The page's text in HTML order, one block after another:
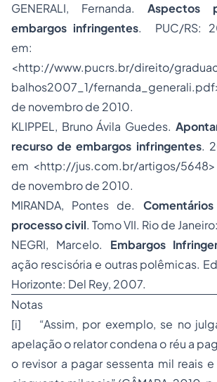
GENERALI, Fernanda. Aspectos
embargos infringentes. PUC/RS:
em:
<http://www.pucrs.br/direito/
balhos2007_1/
de novembro de 2010.
KLIPPEL, Bruno Ávila Guedes.
recurso de embargos infringentes.
em <http://jus.com.br/artigos/
de novembro de 2010.
MIRANDA, Pontes de.
processo civil. Tomo VII. Rio de
NEGRI, Marcelo. Embargos
ação rescisória e outras polêmicas.
Horizonte: Del Rey, 2007.
Notas
[i] “Assim, por exemplo, se no
apelação o relator condena o réu a
o revisor a pagar sessenta mil reais